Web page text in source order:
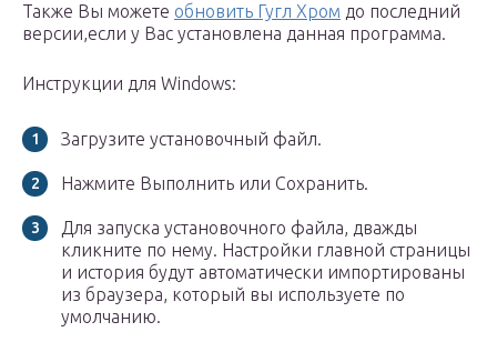
Также Вы можете обновить Гугл Хром до последний
версии,если у Вас установлена данная программа.
Инструкции для Windows:
Загрузите установочный файл.
Нажмите Выполнить или Сохранить.
Для запуска установочного файла, дважды
кликните по нему. Настройки главной страницы
и история будут автоматически импортированы
из браузера, который вы используете по
умолчанию.